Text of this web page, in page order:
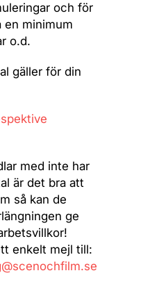
och för
en minimum
o.d.
gäller för din
med inte har
är det bra att
så kan de
ge
enkelt mejl till: